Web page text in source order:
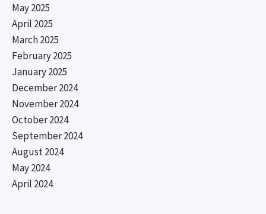
May 2025
April 2025
March 2025
February 2025
January 2025
December 2024
November 2024
October 2024
September 2024
August 2024
May 2024
April 2024